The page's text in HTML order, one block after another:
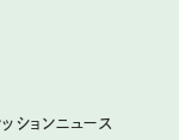
ションニュース